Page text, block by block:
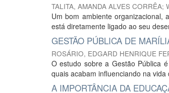
TALITA, AMANDA ALVES CORRÊA;
Um bom ambiente organizacional,
está diretamente ligado ao seu
GESTÃO PÚBLICA DE
ROSÁRIO, EDGARD HENRIQUE
O estudo sobre a Gestão Pública
quais acabam influenciando na
A IMPORTÂNCIA DA